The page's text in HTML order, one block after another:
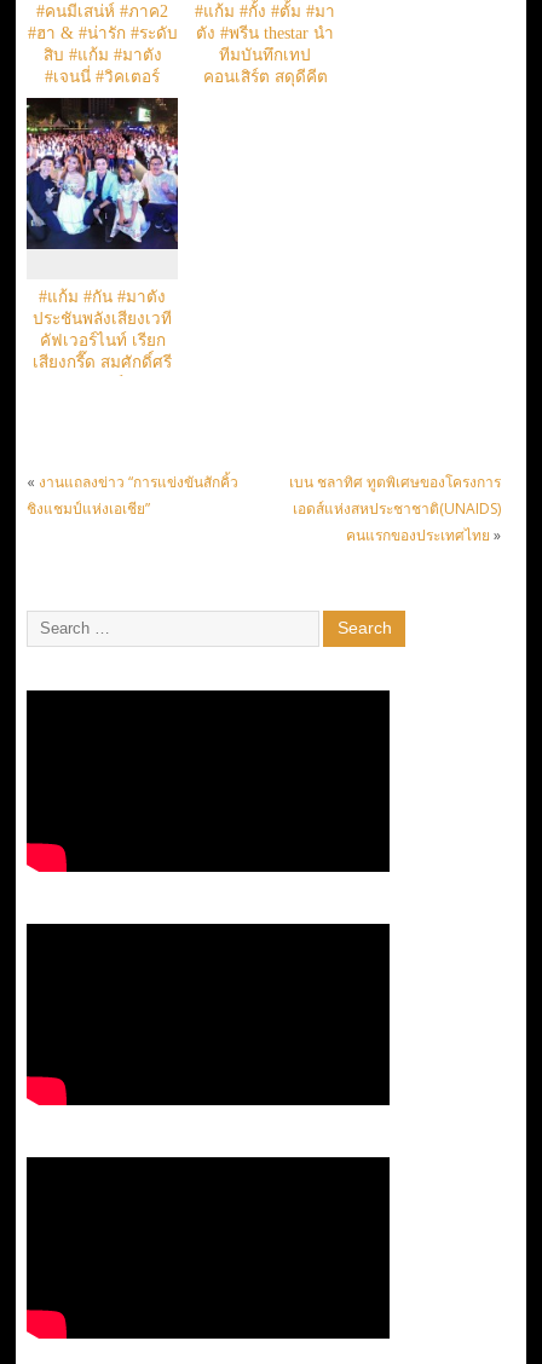
#คนมีเสน่ห์ #ภาค2
#ฮา & #น่ารัก #ระดับ
สิบ #แก้ม #มาตัง
#เจนนี่ #วิคเตอร์
#เจเจ #พลพล ร่วม
เติมเสน่ห์ให้ #MV
#แก้ม #กั้ง #ตั้ม #มา
ตัง #พรีน thestar นำ
ทีมบันทึกเทป
คอนเสิร์ต สดุดีคีต
#แก้ม #กัน #มาตัง
ประชันพลังเสียงเวที
คัฟเวอร์ไนท์ เรียก
เสียงกรี๊ด สมศักดิ์ศรี
« งานแถลงข่าว “การแข่งขันสักคิ้ว
ชิงแชมป์แห่งเอเชีย”
เบน ชลาทิศ ทูตพิเศษของโครงการ
เอดส์แห่งสหประชาชาติ(UNAIDS)
คนแรกของประเทศไทย »